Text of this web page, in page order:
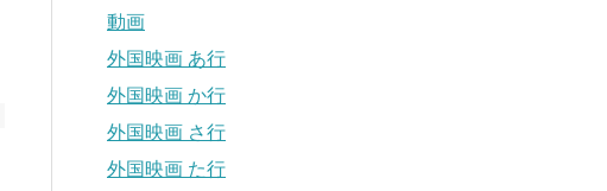
動画
外国映画 あ行
外国映画 か行
外国映画 さ行
外国映画 た行